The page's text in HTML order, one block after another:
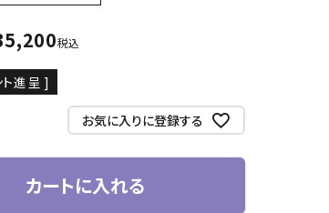
税込
ト進呈 ]
お気に入りに登録する
カートに入れる